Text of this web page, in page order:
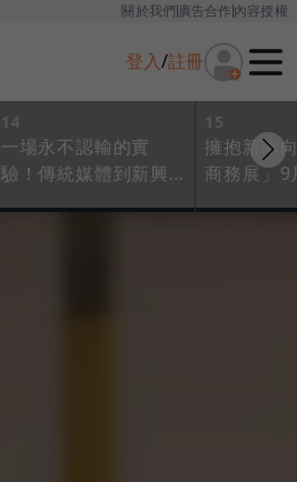
關於我們廣告合作內容授權
登入/註冊
14
一場永不認輸的實
驗！傳統媒體到新興
15
擁抱新南
商務展」9